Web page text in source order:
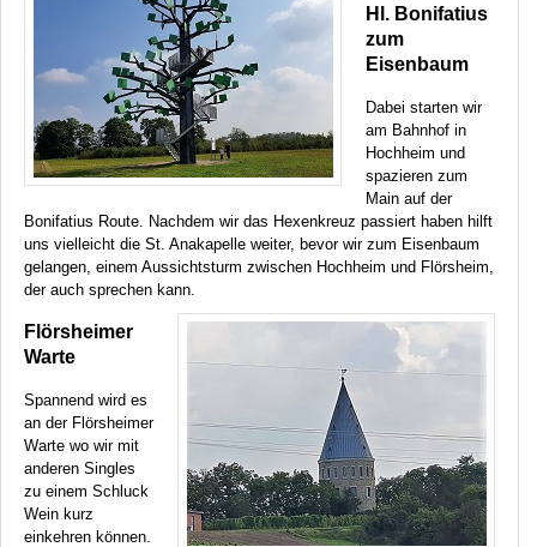
Hl. Bonifatius
zum
Eisenbaum
Dabei starten wir
am Bahnhof in
Hochheim und
spazieren zum
Main auf der
Bonifatius Route. Nachdem wir das Hexenkreuz passiert haben hilft
uns vielleicht die St. Anakapelle weiter, bevor wir zum Eisenbaum
gelangen, einem Aussichtsturm zwischen Hochheim und Flörsheim,
der auch sprechen kann.
Flörsheimer
Warte
Spannend wird es
an der Flörsheimer
Warte wo wir mit
anderen Singles
zu einem Schluck
Wein kurz
einkehren können.